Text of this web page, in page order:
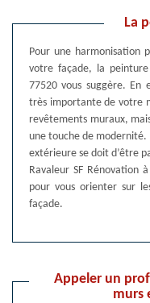
La
Pour une harmonisation
votre façade, la
77520 vous suggère.
très importante de votre
revêtements muraux,
une touche de
extérieure se doit d’être
Ravaleur SF Rénovation
pour vous orienter sur
façade.
Appeler un
murs